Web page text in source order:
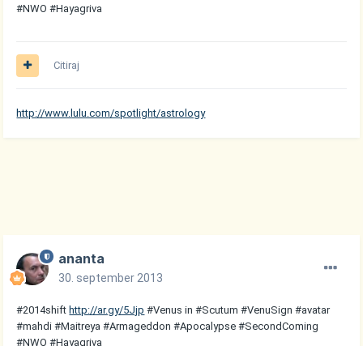
#NWO #Hayagriva
Citiraj
http://www.lulu.com/spotlight/astrology
ananta
30. september 2013
#2014shift http://ar.gy/5Jjp #Venus in #Scutum #VenuSign #avatar
#mahdi #Maitreya #Armageddon #Apocalypse #SecondComing
#NWO #Hayagriva